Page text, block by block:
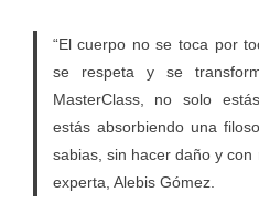
“El cuerpo no se toca por
se respeta y se
MasterClass, no solo
estás absorbiendo una
sabias, sin hacer daño y con
experta, Alebis Gómez.